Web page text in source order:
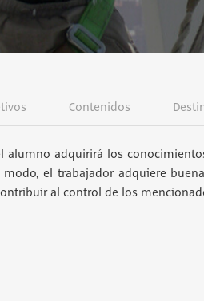
Contenidos
alumno adquirirá los
el trabajador adquiere
al control de los